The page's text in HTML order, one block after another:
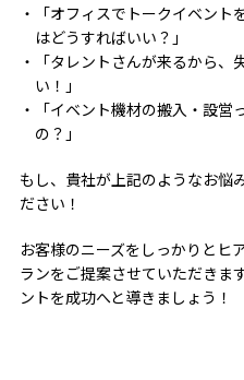
「オフィスでトークイベン
はどうすればいい？」
「タレントさんが来るから
い！」
「イベント機材の搬入・設
の？」
もし、貴社が上記のようなお悩
ださい！
お客様のニーズをしっかりとヒ
ランをご提案させていただきま
ントを成功へと導きましょう！